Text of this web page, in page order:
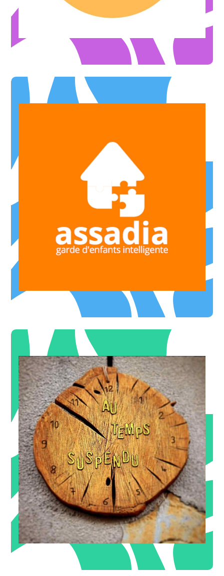
A TI TE TOCA
Animation spécialisée Jeux en bois
OFFRE DE BIENVENUE
Frais d'adhésion annuel offert (soit 89€ TTC offert) Hors
* Hors mois de septembre
OFFRE ILLIMITÉE
Toutes les 15h de gardes Assadia = 15€ dans la librairie
AU TEMPS SUSPENDU
Espace massage bien-être
-20%
OFFRE DE BIENVENUE
votre Première séance "Découverte" de 1h à -20% (soit
48€ au lieu de 60€)
-30€
OFFRE DE BIENVENUE
Deuxième séance de 1h + 30minutes offertes (soit 1h30
à 60€ au lieu de 90€)